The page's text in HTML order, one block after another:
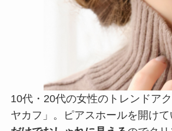
10代・20代の女性のトレンドア
ヤカフ」。ピアスホールを開けて